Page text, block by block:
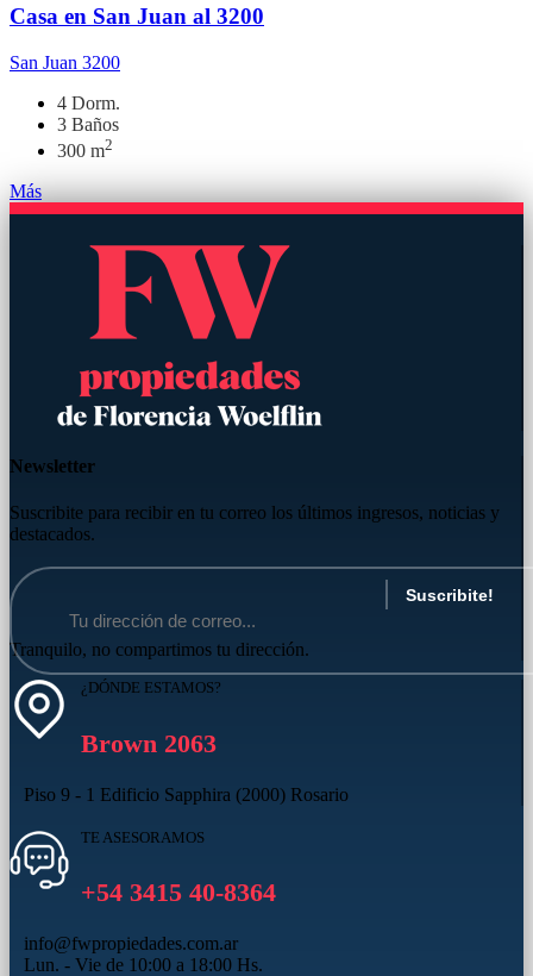
Casa en San Juan al 3200
San Juan 3200
4 Dorm.
3 Baños
300 m2
Más
Newsletter
Suscribite para recibir en tu correo los últimos ingresos, noticias y
destacados.
Tranquilo, no compartimos tu dirección.
¿DÓNDE ESTAMOS?
Brown 2063
Piso 9 - 1 Edificio Sapphira (2000) Rosario
TE ASESORAMOS
+54 3415 40-8364
info@fwpropiedades.com.ar
Lun. - Vie de 10:00 a 18:00 Hs.